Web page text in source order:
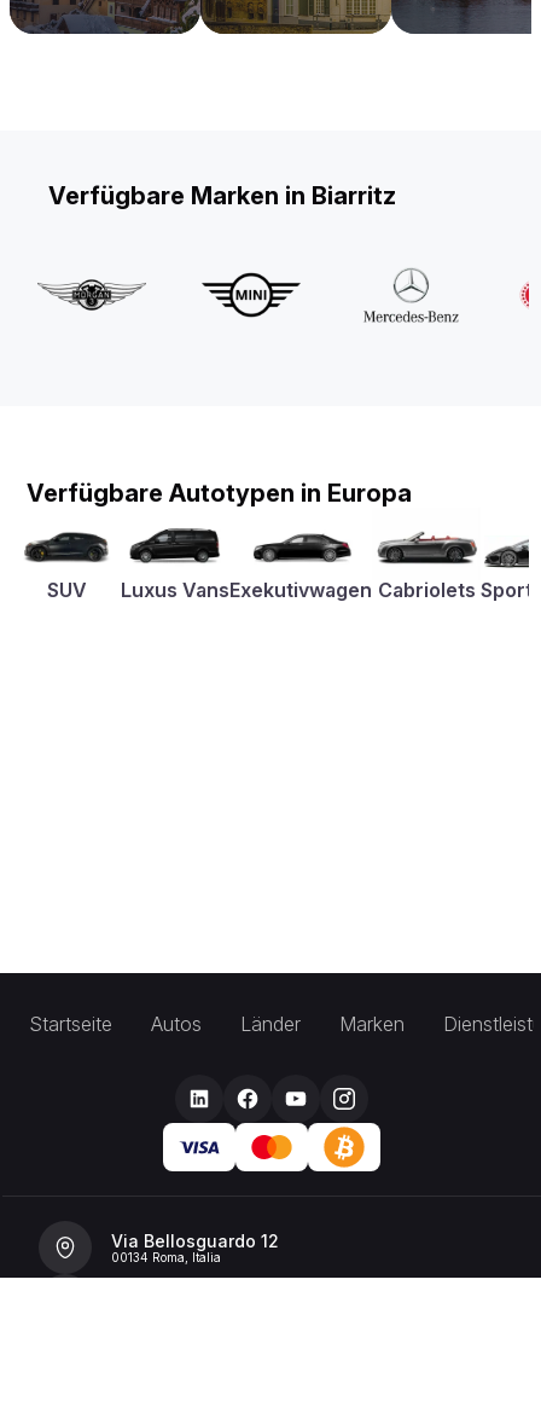
Verfügbare Marken in Biarritz
Verfügbare Autotypen in Europa
SUV Luxus VansExekutivwagen Cabriolets
Startseite Autos Länder Marken
Via Bellosguardo 12
00134 Roma, Italia